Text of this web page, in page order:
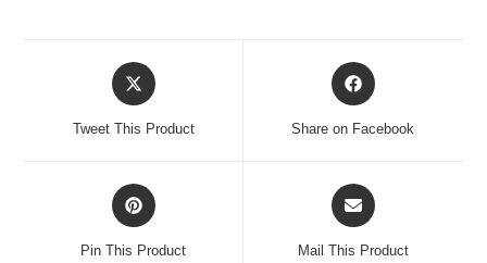
Tweet This Product Share on Facebook
Pin This Product Mail This Product